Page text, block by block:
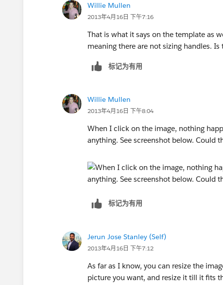
Willie Mullen
2013年4月16日 下午7:16
That is what it says on the template as
meaning there are not sizing handles.
标记为有用
Willie Mullen
2013年4月16日 下午8:04
When I click on the image, nothing
anything. See screenshot below. Could
标记为有用
Jerun Jose Stanley (Self)
2013年4月16日 下午7:12
As far as I know, you can resize the
picture you want, and resize it till it fits